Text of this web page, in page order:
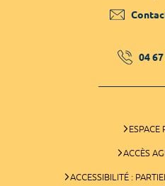
04
ESPACE
ACCÈS
ACCESSIBILITÉ :